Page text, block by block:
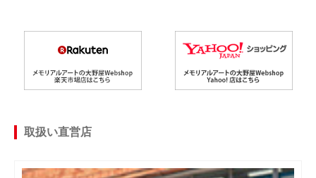
取扱い直営店